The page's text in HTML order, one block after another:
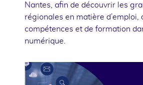
Nantes, afin de découvrir les
régionales en matière d’emploi,
compétences et de formation
numérique.